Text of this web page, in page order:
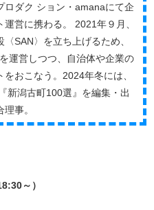
ロダク ション・amanaにて企
営に携わる。 2021年９月、
SAN〉を立ち上げるため、
運営しつつ、自治体や企業の
おこなう。2024年冬には、
新潟古町100選』を編集・出
事。
～）